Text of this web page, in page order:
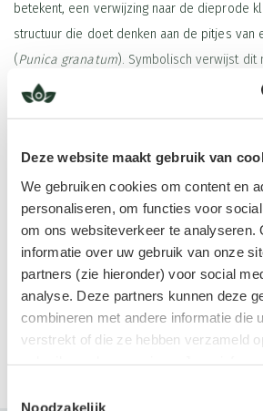
Deze website maakt gebruik van
We gebruiken cookies om content en
personaliseren, om functies voor
om ons websiteverkeer te analyseren.
informatie over uw gebruik van onze
partners (zie hieronder) voor social
analyse. Deze partners kunnen deze
combineren met andere informatie die
verstrekt of die ze hebben verzameld
Noodzakelijk
betekent, een verwijzing naar de dieprode
structuur die doet denken aan de pitjes van
(Punica granatum). Symbolisch verwijst dit
vernieuwing en regeneratie. Granaat komt
Algemene werking
Granaat is dé steen voor wie het even niet
deze vurige edelsteen licht, kracht en hoop.
je innerlijke vuur, zelfs als jij het zelf even
je willpower, hernieuwd zelfvertrouwen en
doorzettingsvermogen om stap voor stap
Het is een steen van transformatie. Ook al
laat je het licht aan het einde van de tunnel
geloven in jezelf, ook als de wereld dat
Productinformatie
Tips in gebruik
Draag het hangertje dagelijks rond je
energie van het kristal de hele dag
om de energie te versterken